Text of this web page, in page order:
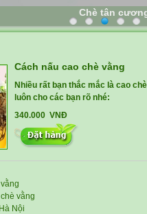
Chè tân
Cách nấu cao chè vằng
Nhiều rất bạn thắc mắc là cao
luôn cho các bạn rõ nhé:
340.000 VNĐ
vằng
Nội